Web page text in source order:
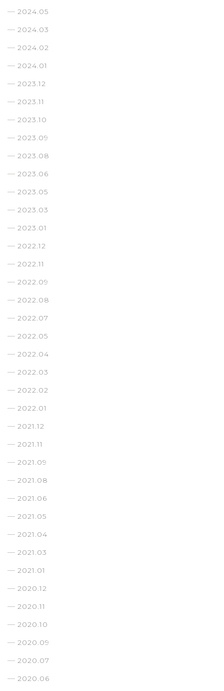
2024.05
2024.03
2024.02
2024.01
2023.12
2023.11
2023.10
2023.09
2023.08
2023.06
2023.05
2023.03
2023.01
2022.12
2022.11
2022.09
2022.08
2022.07
2022.05
2022.04
2022.03
2022.02
2022.01
2021.12
2021.11
2021.09
2021.08
2021.06
2021.05
2021.04
2021.03
2021.01
2020.12
2020.11
2020.10
2020.09
2020.07
2020.06